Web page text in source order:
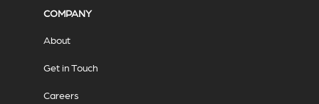
COMPANY
About
Get in Touch
Careers